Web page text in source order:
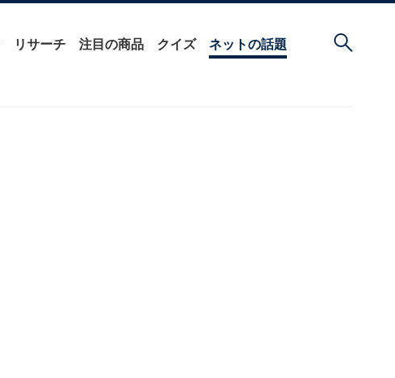
リサーチ 注目の商品 クイズ ネットの話題